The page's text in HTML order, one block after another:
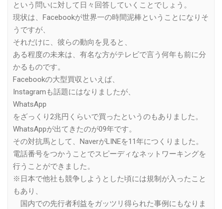
という問いに対して日々回答していくことでしょう。
現状は、Facebookが世界一の時間泥棒ということになりそ
うですが、
それだけに、彼らの動向を見ると、
ある程度の未来は、有名な方がテレビで言う何年も前に分
かるものです。
Facebookの大型買収といえば、
Instagramも話題にはなりましたが、
WhatsApp
をざっくり2兆円くらいで買ったというのもありました。
WhatsAppが出てきたのが09年です。
その対抗馬として、NaverがLINEを11年につくりました。
電話番号をつかうことでスピーディなネットワーキングを
行うことができました。
※日本で他社も競争しようとした頃には規制が入ったこと
もあり、
国内での先行者利益をガッツリ得られた事例にもなりま